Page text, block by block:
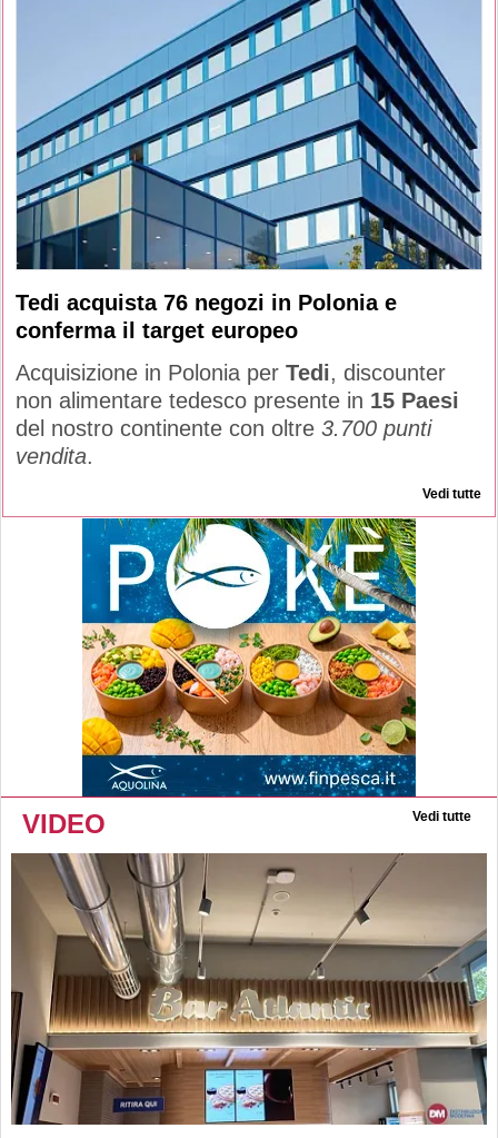
Tedi acquista 76 negozi in Polonia e
conferma il target europeo
Acquisizione in Polonia per Tedi, discounter
non alimentare tedesco presente in 15 Paesi
del nostro continente con oltre 3.700 punti
vendita.
Vedi tutte
VIDEO Vedi tutte